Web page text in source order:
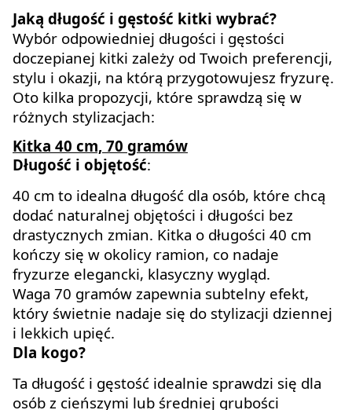
Jaką długość i gęstość kitki wybrać?
Wybór odpowiedniej długości i gęstości
doczepianej kitki zależy od Twoich preferencji,
stylu i okazji, na którą przygotowujesz fryzurę.
Oto kilka propozycji, które sprawdzą się w
różnych stylizacjach:
Kitka 40 cm, 70 gramów
Długość i objętość:
40 cm to idealna długość dla osób, które chcą
dodać naturalnej objętości i długości bez
drastycznych zmian. Kitka o długości 40 cm
kończy się w okolicy ramion, co nadaje
fryzurze elegancki, klasyczny wygląd.
Waga 70 gramów zapewnia subtelny efekt,
który świetnie nadaje się do stylizacji dziennej
i lekkich upięć.
Dla kogo?
Ta długość i gęstość idealnie sprawdzi się dla
osób z cieńszymi lub średniej grubości